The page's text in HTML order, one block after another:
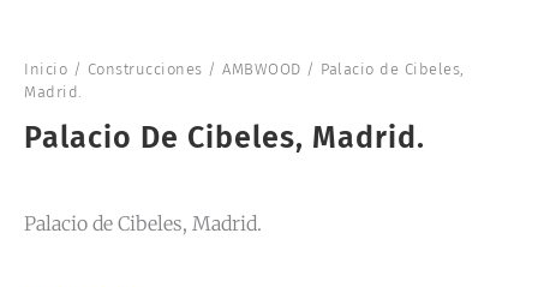
Inicio / Construcciones / AMBWOOD / Palacio de Cibeles,
Madrid.
Palacio De Cibeles, Madrid.
Palacio de Cibeles, Madrid.